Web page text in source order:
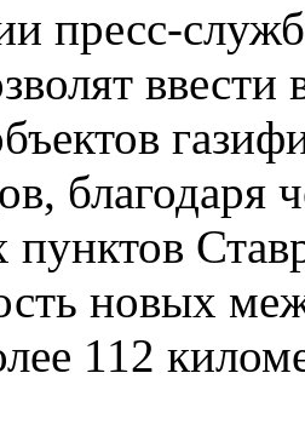
пресс-
пунктов
новых
112